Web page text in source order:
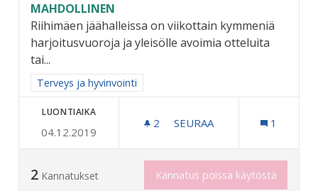
MAHDOLLINEN
Riihimäen jäähalleissa on viikottain kymmeniä
harjoitusvuoroja ja yleisölle avoimia otteluita
tai...
Rajaa tulokset aihepiirin mukaan: Terveys ja hyvinvointi
Terveys ja hyvinvointi
LUONTIAIKA
04.12.2019
2 2 SEURAAJAA
SEURAA 1
2 Kannatukset Kannatus poissa käytöstä